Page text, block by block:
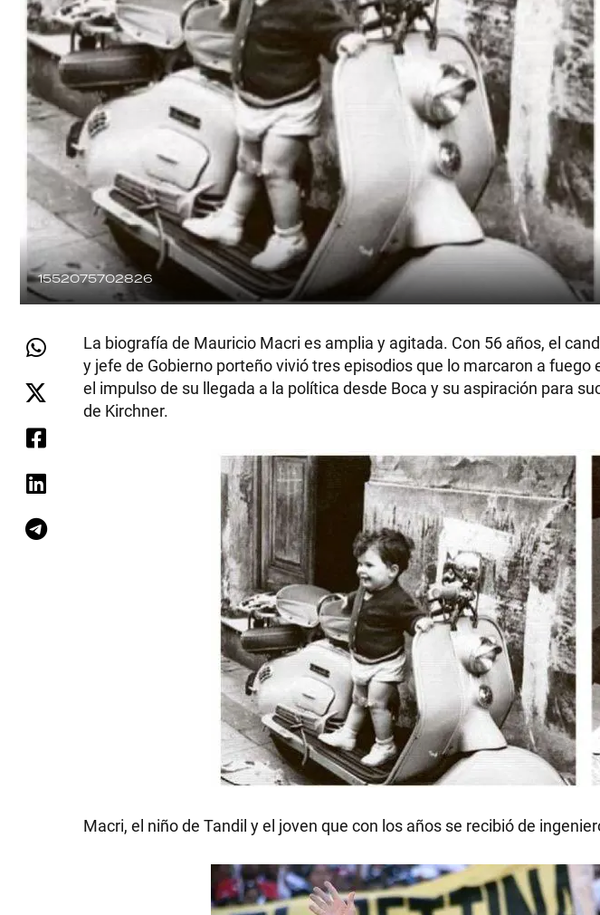
1552075702826
La biografía de Mauricio Macri es amplia y agitada. Con 56 años, el
y jefe de Gobierno porteño vivió tres episodios que lo marcaron a fuego
el impulso de su llegada a la política desde Boca y su aspiración para
de Kirchner.
Macri, el niño de Tandil y el joven que con los años se recibió de